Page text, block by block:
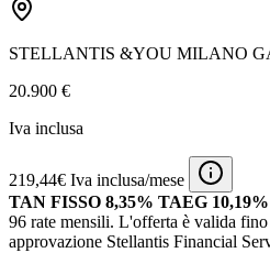
STELLANTIS &YOU MILANO
20.900 €
Iva inclusa
219,44€ Iva inclusa/mese
TAN FISSO 8,35% TAEG 10,19%
96 rate mensili. L'offerta è valida
approvazione Stellantis Financial